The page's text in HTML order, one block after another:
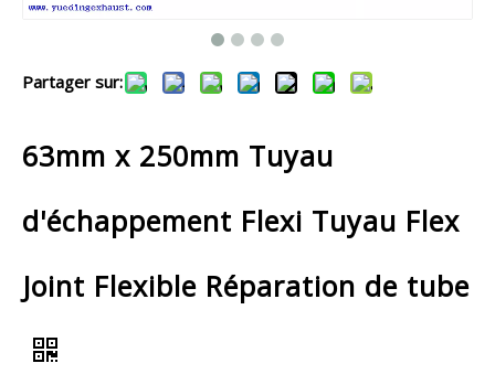
Partager sur:
63mm x 250mm Tuyau
d'échappement Flexi Tuyau Flex
Joint Flexible Réparation de tube